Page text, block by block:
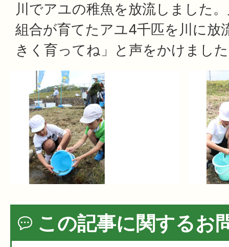
川でアユの稚魚を放流しました
組合が育てたアユ4千匹を川に放
きく育ってね」と声をかけまし
この記事に関するお